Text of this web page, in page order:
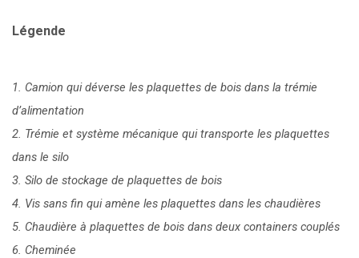
Légende
1. Camion qui déverse les plaquettes de bois dans la trémie
d’alimentation
2. Trémie et système mécanique qui transporte les plaquettes
dans le silo
3. Silo de stockage de plaquettes de bois
4. Vis sans fin qui amène les plaquettes dans les chaudières
5. Chaudière à plaquettes de bois dans deux containers couplés
6. Cheminée